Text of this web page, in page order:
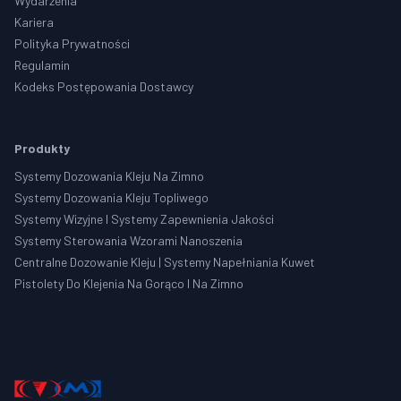
Kariera
Polityka Prywatności
Regulamin
Kodeks Postępowania Dostawcy
Produkty
Systemy Dozowania Kleju Na Zimno
Systemy Dozowania Kleju Topliwego
Systemy Wizyjne I Systemy Zapewnienia Jakości
Systemy Sterowania Wzorami Nanoszenia
Centralne Dozowanie Kleju | Systemy Napełniania Kuwet
Pistolety Do Klejenia Na Gorąco I Na Zimno